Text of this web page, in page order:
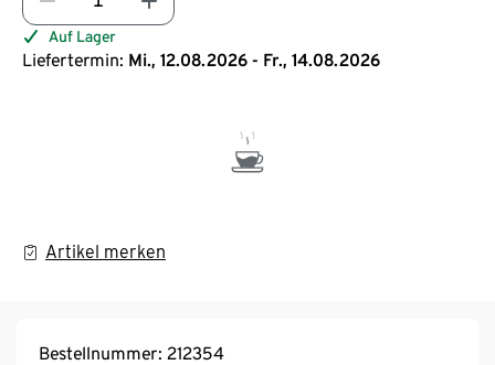
Auf Lager
Liefertermin: Mi., 12.08.2026 - Fr., 14.08.2026
Artikel merken
Bestellnummer: 212354